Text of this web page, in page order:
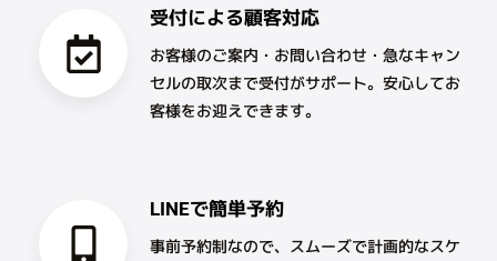
受付による顧客対応
お客様のご案内・お問い合わせ・急なキャン
セルの取次まで受付がサポート。安心してお
客様をお迎えできます。
LINEで簡単予約
事前予約制なので、スムーズで計画的なスケ